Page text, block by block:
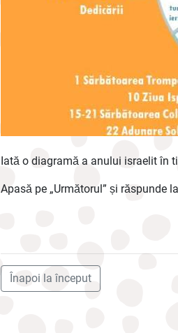
Iată o diagramă a anului israelit în
Apasă pe „Următorul” și răspunde
Înapoi la început